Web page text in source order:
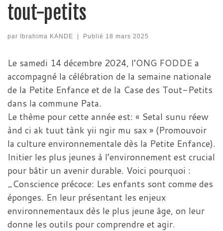
tout-petits
par Ibrahima KANDE Publié 18 mars 2025
Le samedi 14 décembre 2024, l’ONG FODDE a
accompagné la célébration de la semaine nationale
de la Petite Enfance et de la Case des Tout-Petits
dans la commune Pata.
Le thème pour cette année est: « Setal sunu réew
ànd ci ak tuut tànk yii ngir mu sax » (Promouvoir
la culture environnementale dès la Petite Enfance).
Initier les plus jeunes à l’environnement est crucial
pour bâtir un avenir durable. Voici pourquoi :
_Conscience précoce: Les enfants sont comme des
éponges. En leur présentant les enjeux
environnementaux dès le plus jeune âge, on leur
donne les outils pour comprendre et agir.